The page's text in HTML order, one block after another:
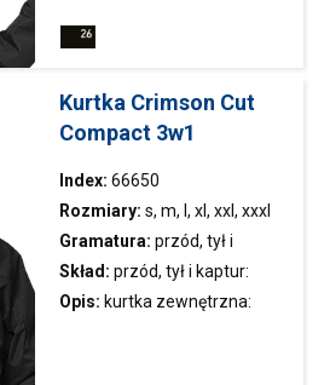
zamek umożliwiający dojście
słupa wody; oddychalność:
3000g/m²/24h
Kurtka Crimson Cut
Compact 3w1
Index: 66650
Rozmiary: s, m, l, xl, xxl, xxxl
Gramatura: przód, tył i
kaptur:160 g/m2 ; rękawy: 230
g/m2
Skład: przód, tył i kaptur:
100% poliamid; rękawy: 77%
Opis: kurtka zewnętrzna: